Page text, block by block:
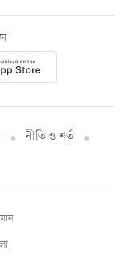
নীতি ও শর্ত